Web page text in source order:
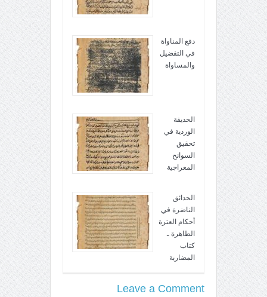
دفع المناواة
في التفضيل
والمساواة
الحديقة
الوردية في
تحقيق
السوانح
المعراجية
الحدائق
الناضرة في
أحكام العترة
الطاهرة ـ
كتاب
المضاربة
Leave a Comment